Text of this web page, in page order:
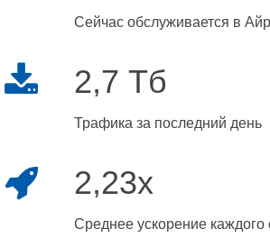
Сейчас обслуживается в
2,7 Тб
Трафика за последний день
2,23x
Среднее ускорение каждого